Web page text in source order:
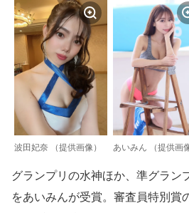
波田妃奈 （提供画像） あいみん （提供画
グランプリの水神ほか、準グラン
をあいみんが受賞。審査員特別賞